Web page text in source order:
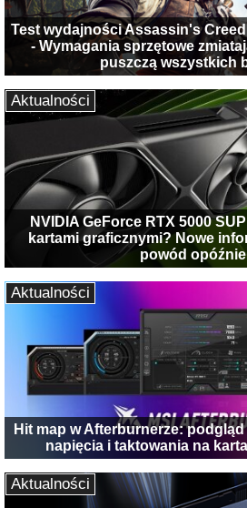
Test wydajności Assassin's
- Wymagania sprzętowe
puszczą wszystkich
NVIDIA GeForce RTX 5000
kartami graficznymi? Nowe
powód
Aktualności
Hit map w Afterburnerze:
napięcia i taktowania na
Aktualności
Aktualności